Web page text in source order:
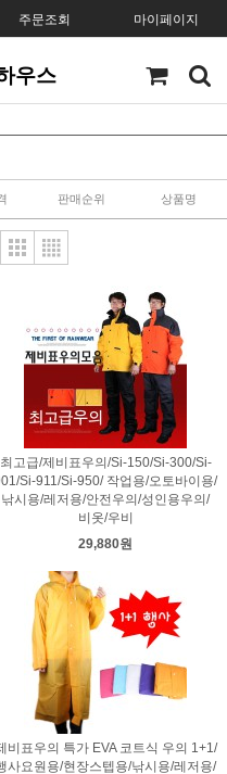
주문조회 마이페이지
우스
판매순위 상품명
최고급/제비표우의/Si-150/Si-300/Si-
Si-911/Si-950/ 작업용/오토바이용/
낚시용/레저용/안전우의/성인용우의/
비옷/우비
29,880원
비표우의 특가 EVA 코트식 우의 1+1/
사요원용/현장스텝용/낚시용/레저용/